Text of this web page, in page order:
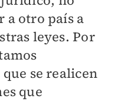
a otro país a
leyes. Por
se realicen
que